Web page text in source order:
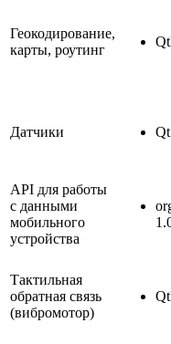
Геокодирование,
карты, роутинг
Датчики
API для работы
с данными
мобильного
устройства
Тактильная
обратная связь
(вибромотор)